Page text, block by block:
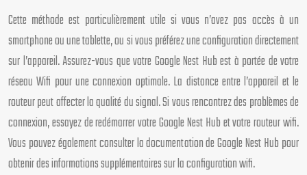
Cette méthode est particulièrement utile si vous n’avez pas accès à un
smartphone ou une tablette, ou si vous préférez une configuration directement
sur l’appareil. Assurez-vous que votre Google Nest Hub est à portée de votre
réseau Wifi pour une connexion optimale. La distance entre l’appareil et le
routeur peut affecter la qualité du signal. Si vous rencontrez des problèmes de
connexion, essayez de redémarrer votre Google Nest Hub et votre routeur wifi.
Vous pouvez également consulter la documentation de Google Nest Hub pour
obtenir des informations supplémentaires sur la configuration wifi.